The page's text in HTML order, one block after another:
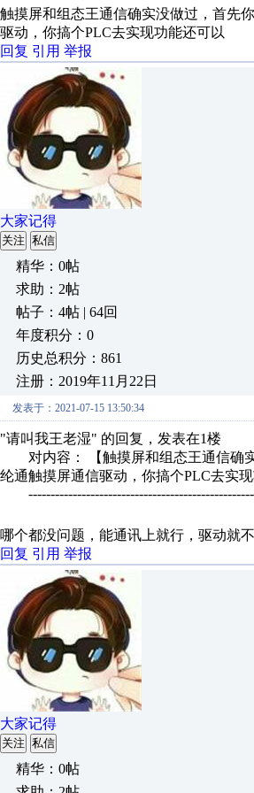
触摸屏和组态王通信确实没做过，首先
驱动，你搞个PLC去实现功能还可以
回复 引用 举报
大家记得
关注 私信
精华：0帖
求助：2帖
帖子：4帖 | 64回
年度积分：0
历史总积分：861
注册：2019年11月22日
发表于：2021-07-15 13:50:34
"请叫我王老湿" 的回复，发表在1楼
对内容： 【触摸屏和组态王通信确实
纶通触摸屏通信驱动，你搞个PLC去实
哪个都没问题，能通讯上就行，驱动就
回复 引用 举报
大家记得
关注 私信
精华：0帖